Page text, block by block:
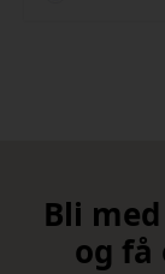
Bli
og få